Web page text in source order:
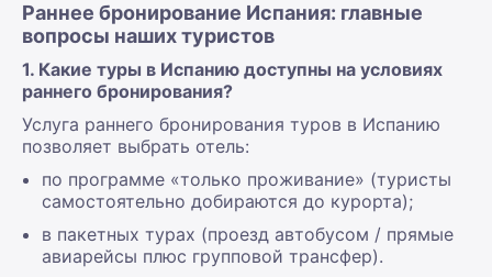
Раннее бронирование Испания: главные
вопросы наших туристов
1. Какие туры в Испанию доступны на условиях
раннего бронирования?
Услуга раннего бронирования туров в Испанию
позволяет выбрать отель:
по программе «только проживание» (туристы
самостоятельно добираются до курорта);
в пакетных турах (проезд автобусом / прямые
авиарейсы плюс групповой трансфер).